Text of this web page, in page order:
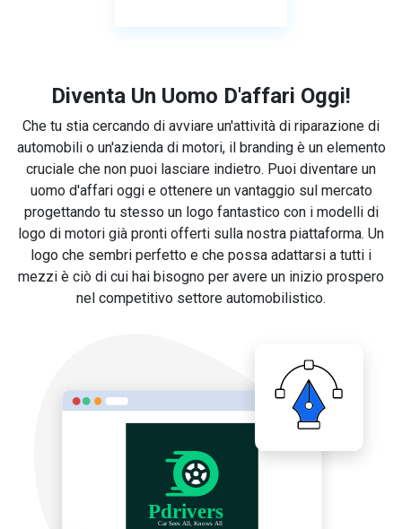
Diventa Un Uomo D'affari Oggi!
Che tu stia cercando di avviare un'attività di riparazione di
automobili o un'azienda di motori, il branding è un elemento
cruciale che non puoi lasciare indietro. Puoi diventare un
uomo d'affari oggi e ottenere un vantaggio sul mercato
progettando tu stesso un logo fantastico con i modelli di
logo di motori già pronti offerti sulla nostra piattaforma. Un
logo che sembri perfetto e che possa adattarsi a tutti i
mezzi è ciò di cui hai bisogno per avere un inizio prospero
nel competitivo settore automobilistico.